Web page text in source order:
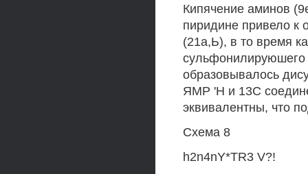
Кипячение аминов
пиридине привело к
(21а,Ь), в то время
сульфонилируюшего
образовывалось
ЯМР 'Н и 13С
эквивалентны, что
Схема 8
h2n4nY*TR3 V?!